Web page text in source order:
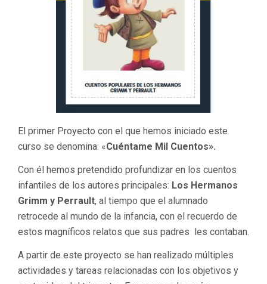
El primer Proyecto con el que hemos iniciado este
curso se denomina: «Cuéntame Mil Cuentos».
Con él hemos pretendido profundizar en los cuentos
infantiles de los autores principales: Los Hermanos
Grimm y Perrault, al tiempo que el alumnado
retrocede al mundo de la infancia, con el recuerdo de
estos magníficos relatos que sus padres les contaban.
A partir de este proyecto se han realizado múltiples
actividades y tareas relacionadas con los objetivos y